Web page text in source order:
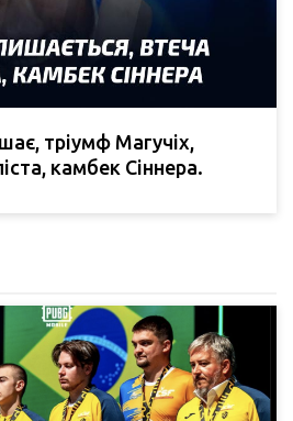
тріумф Магучіх,
камбек Сіннера.